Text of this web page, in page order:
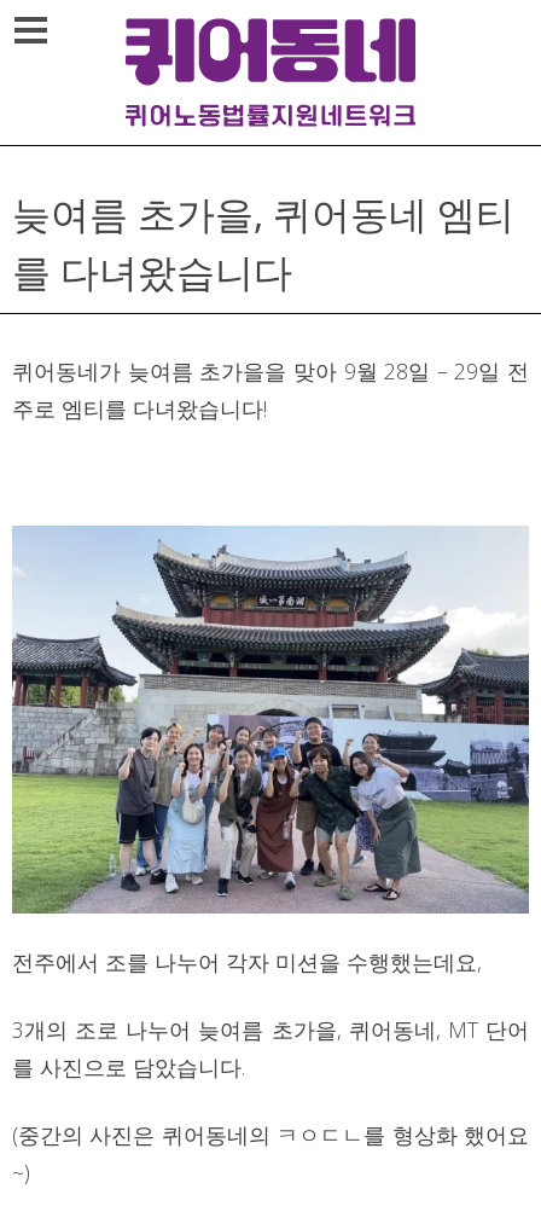
Skip
to
메뉴열기
늦여름 초가을, 퀴어동네 엠티
를 다녀왔습니다
퀴어동네가 늦여름 초가을을 맞아 9월 28일 – 29일 전
주로 엠티를 다녀왔습니다!
전주에서 조를 나누어 각자 미션을 수행했는데요,
3개의 조로 나누어 늦여름 초가을, 퀴어동네, MT 단어
를 사진으로 담았습니다.
(중간의 사진은 퀴어동네의 ㅋㅇㄷㄴ를 형상화 했어요
~)